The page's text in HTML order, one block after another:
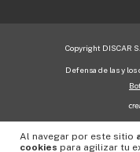
Al navegar por este sitio
cookies para agilizar tu
Copyright DISCAR
Defensa de las y los